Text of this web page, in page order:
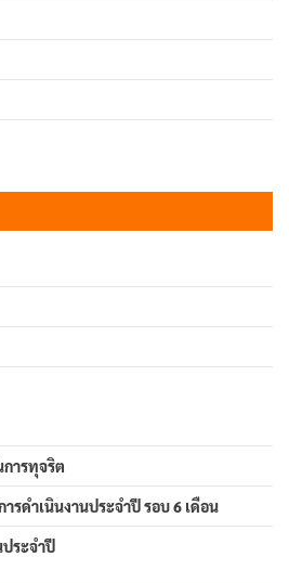
ารทุจริต
รดำเนินงานประจำปี รอบ 6 เดือน
ประจำปี